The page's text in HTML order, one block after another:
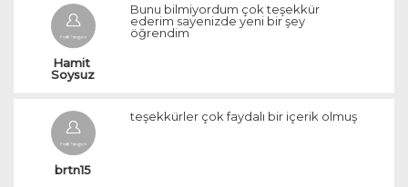
Hamit
Soysuz
Bunu bilmiyordum çok teşekkür
ederim sayenizde yeni bir şey
öğrendim
brtn15
teşekkürler çok faydalı bir içerik olmuş